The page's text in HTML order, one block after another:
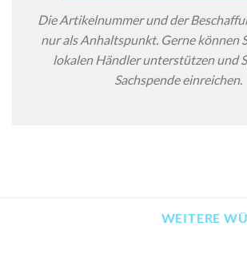
Die Artikelnummer und der
nur als Anhaltspunkt. Gerne können
lokalen Händler unterstützen und
Sachspende einreichen.
WEITERE